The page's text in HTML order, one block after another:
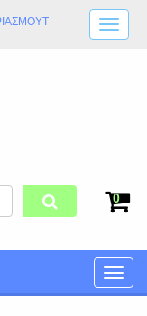
0
Toggle